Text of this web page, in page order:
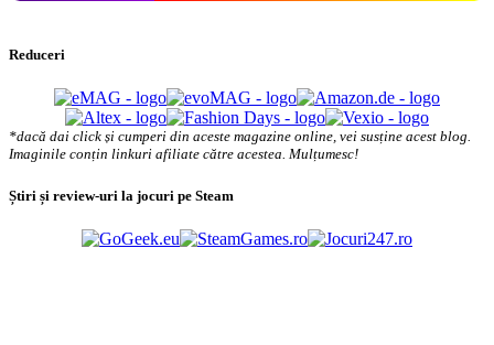
Reduceri
*dacă dai click și cumperi din aceste magazine online, vei susține acest blog.
Imaginile conțin linkuri afiliate către acestea. Mulțumesc!
Știri și review-uri la jocuri pe Steam